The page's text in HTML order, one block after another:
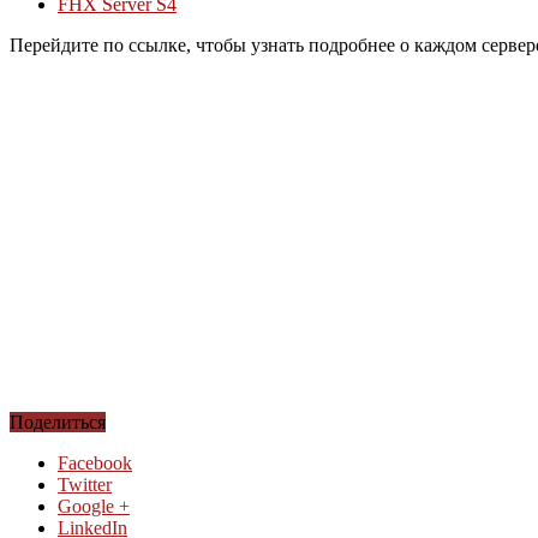
Перейдите по ссылке, чтобы узнать подробнее о каждом
Поделиться
Facebook
Twitter
Google +
LinkedIn